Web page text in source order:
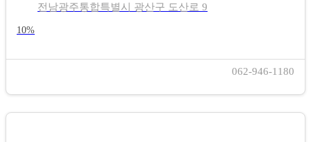
전남광주통합특별시 광산구 도산로 9
10%
062-946-1180